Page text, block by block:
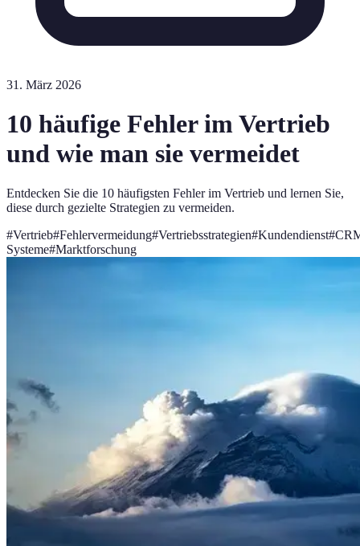
31. März 2026
10 häufige Fehler im Vertrieb
und wie man sie vermeidet
Entdecken Sie die 10 häufigsten Fehler im Vertrieb und lernen Sie,
diese durch gezielte Strategien zu vermeiden.
#Vertrieb#Fehlervermeidung#Vertriebsstrategien#Kundendienst#
Systeme#Marktforschung